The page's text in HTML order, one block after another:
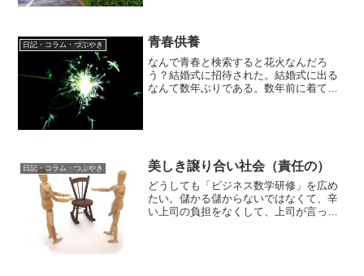
日記・コラム・つぶやき 青春供養
なんで青春と検索すると花火なんだろ
う？結婚式に招待された。結婚式に出る
なんて数年ぶりである。数年前に着てい
日記・コラム・つぶやき 美しき譲り合い社会（責任の）
どうしても「ビジネス数学研修」を広め
たい。儲かる儲からないではなくて、辛
い上司の負担をなくして、上司が言って